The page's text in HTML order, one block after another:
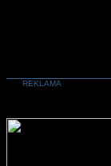
REKLAMA